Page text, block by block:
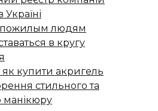
людям
в кругу
як купити акригель
стильного та
манікюру